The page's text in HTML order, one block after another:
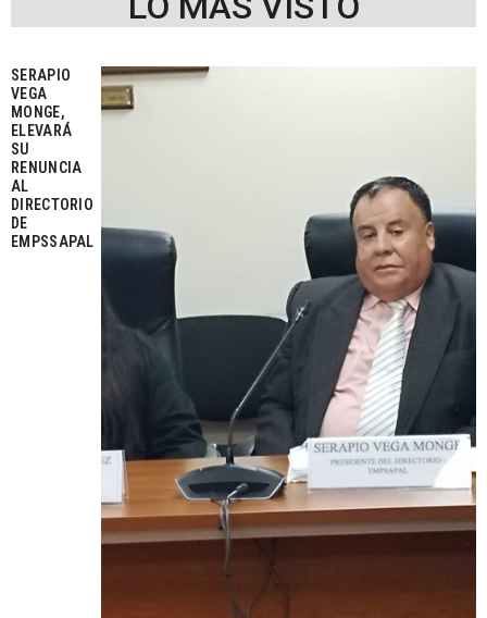
SERAPIO
VEGA
MONGE,
ELEVARÁ
SU
RENUNCIA
AL
DIRECTORIO
DE
EMPSSAPAL